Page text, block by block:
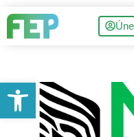
Abrir barra de herramientas